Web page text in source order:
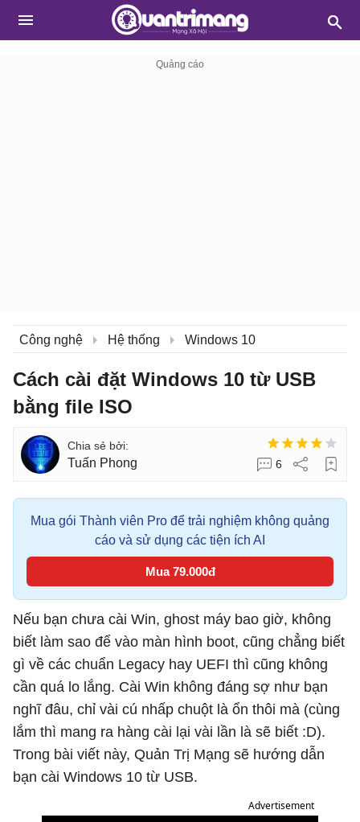
Công nghệ Hệ thống Windows 10
Cách cài đặt Windows 10 từ USB
bằng file ISO
Tuấn Phong 6
Mua gói Thành viên Pro để trải nghiệm không quảng
cáo và sử dụng các tiện ích AI
Mua 79.000đ
Nếu bạn chưa cài Win, ghost máy bao giờ, không
biết làm sao để vào màn hình boot, cũng chẳng biết
gì về các chuẩn Legacy hay UEFI thì cũng không
cần quá lo lắng. Cài Win không đáng sợ như bạn
nghĩ đâu, chỉ vài cú nhấp chuột là ổn thôi mà (cùng
lắm thì mang ra hàng cài lại vài lần là sẽ biết :D).
Trong bài viết này, Quản Trị Mạng sẽ hướng dẫn
bạn cài Windows 10 từ USB.
Advertisement